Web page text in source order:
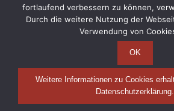
Vogelwelt-Entdeckertour
Abenteuer Schulanfang
Telse Maria Kähler,
fortlaufend verbessern zu können,
Durch die weitere Nutzung der
Verwendung von
OK
Weitere Informationen zu Cookies
Datenschutzerklärung.